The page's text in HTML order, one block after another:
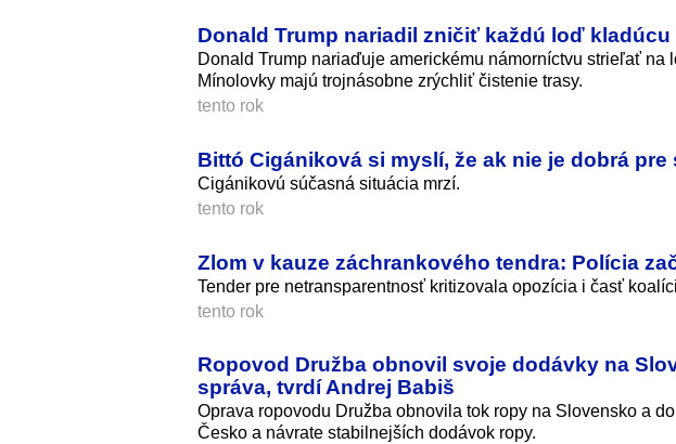
Donald Trump nariadil zničiť každú loď
Donald Trump nariaďuje americkému námorníctvu strieľať na
Mínolovky majú trojnásobne zrýchliť čistenie trasy.
tento rok
Bittó Cigániková si myslí, že ak nie je dobrá
Cigánikovú súčasná situácia mrzí.
tento rok
Zlom v kauze záchrankového tendra: Polícia
Tender pre netransparentnosť kritizovala opozícia i časť
tento rok
Ropovod Družba obnovil svoje dodávky na
správa, tvrdí Andrej Babiš
Oprava ropovodu Družba obnovila tok ropy na Slovensko a
Česko a návrate stabilnejších dodávok ropy.